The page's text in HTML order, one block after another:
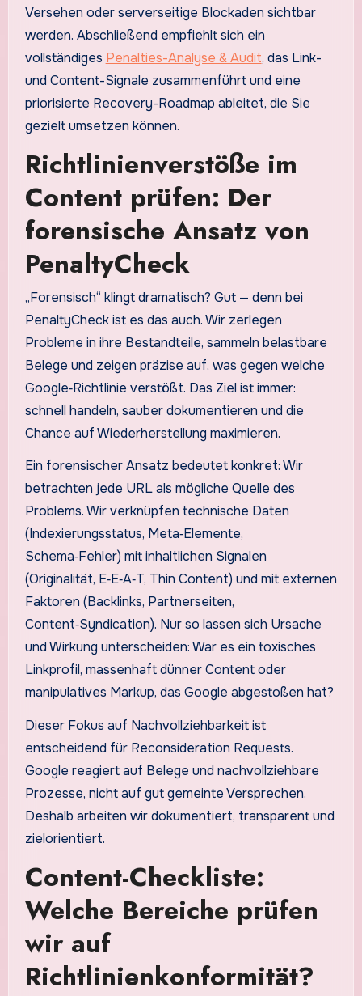
Versehen oder serverseitige Blockaden sichtbar
werden. Abschließend empfiehlt sich ein
vollständiges Penalties-Analyse & Audit, das Link-
und Content-Signale zusammenführt und eine
priorisierte Recovery-Roadmap ableitet, die Sie
gezielt umsetzen können.
Richtlinienverstöße im
Content prüfen: Der
forensische Ansatz von
PenaltyCheck
„Forensisch“ klingt dramatisch? Gut — denn bei
PenaltyCheck ist es das auch. Wir zerlegen
Probleme in ihre Bestandteile, sammeln belastbare
Belege und zeigen präzise auf, was gegen welche
Google‑Richtlinie verstößt. Das Ziel ist immer:
schnell handeln, sauber dokumentieren und die
Chance auf Wiederherstellung maximieren.
Ein forensischer Ansatz bedeutet konkret: Wir
betrachten jede URL als mögliche Quelle des
Problems. Wir verknüpfen technische Daten
(Indexierungsstatus, Meta‑Elemente,
Schema‑Fehler) mit inhaltlichen Signalen
(Originalität, E‑E‑A‑T, Thin Content) und mit externen
Faktoren (Backlinks, Partnerseiten,
Content‑Syndication). Nur so lassen sich Ursache
und Wirkung unterscheiden: War es ein toxisches
Linkprofil, massenhaft dünner Content oder
manipulatives Markup, das Google abgestoßen hat?
Dieser Fokus auf Nachvollziehbarkeit ist
entscheidend für Reconsideration Requests.
Google reagiert auf Belege und nachvollziehbare
Prozesse, nicht auf gut gemeinte Versprechen.
Deshalb arbeiten wir dokumentiert, transparent und
zielorientiert.
Content-Checkliste:
Welche Bereiche prüfen
wir auf
Richtlinienkonformität?